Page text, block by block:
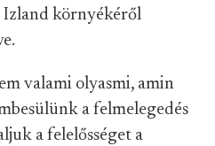
környékéről
valami olyasmi, amin
a felmelegedés
a felelősséget a